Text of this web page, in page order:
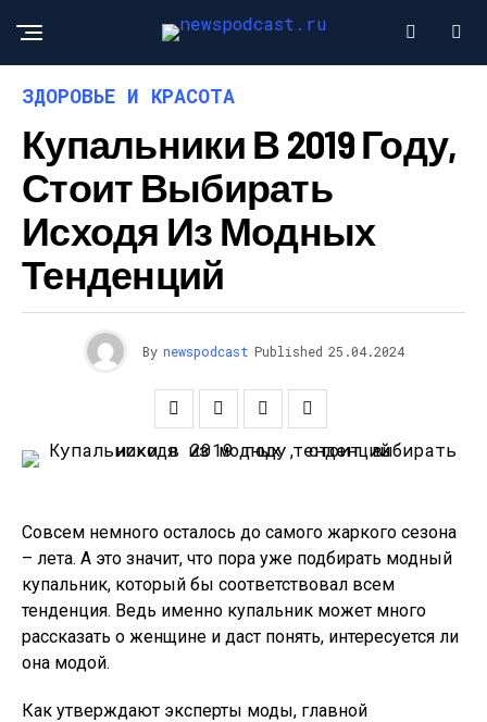
ЗДОРОВЬЕ И КРАСОТА
Купальники В 2019 Году,
Стоит Выбирать
Исходя Из Модных
Тенденций
By newspodcast Published 25.04.2024
Совсем немного осталось до самого жаркого сезона
– лета. А это значит, что пора уже подбирать модный
купальник, который бы соответствовал всем
тенденция. Ведь именно купальник может много
рассказать о женщине и даст понять, интересуется ли
она модой.
Как утверждают эксперты моды, главной